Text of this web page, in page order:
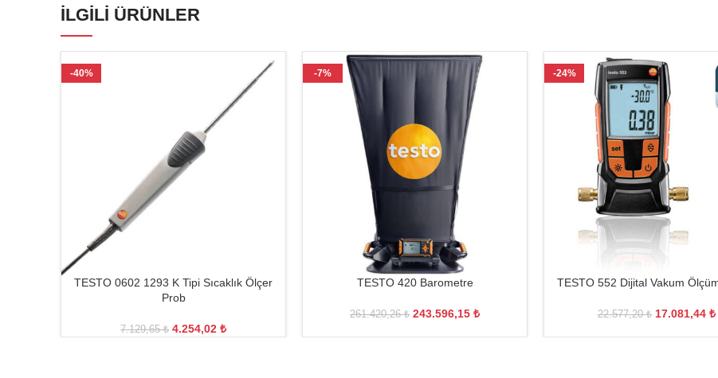
İLGILI ÜRÜNLER
-40%
TESTO 0602 1293 K Tipi Sıcaklık Ölçer
Prob
7.129,65₺ 4.254,02 ₺
-7%
TESTO 420 Barometre
261.420,26₺ 243.596,15 ₺
-24%
TESTO 552 Dijital Vakum
22.577,20₺ 17.081,44 ₺